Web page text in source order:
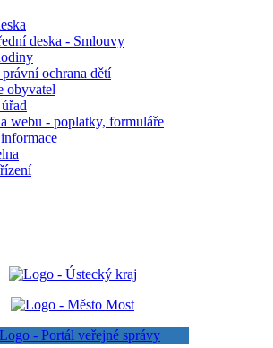
deska - Smlouvy
právní ochrana dětí
obyvatel
webu - poplatky, formuláře